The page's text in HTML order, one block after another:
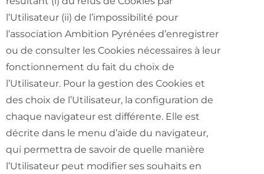
l’Utilisateur (ii) de l’impossibilité pour
l’association Ambition Pyrénées d’enregistrer
ou de consulter les Cookies nécessaires à leur
fonctionnement du fait du choix de
l’Utilisateur. Pour la gestion des Cookies et
des choix de l’Utilisateur, la configuration de
chaque navigateur est différente. Elle est
décrite dans le menu d’aide du navigateur,
qui permettra de savoir de quelle manière
l’Utilisateur peut modifier ses souhaits en